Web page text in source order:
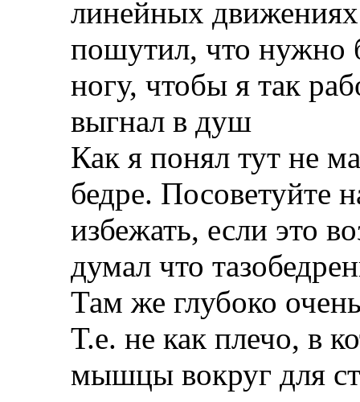
линейных
пошутил, что нужно
ногу, чтобы я так
выгнал в душ
Как я понял тут не
бедре. Посоветуйте
избежать, если это
думал что
Там же глубоко
Т.е. не как плечо, в
мышцы вокруг для